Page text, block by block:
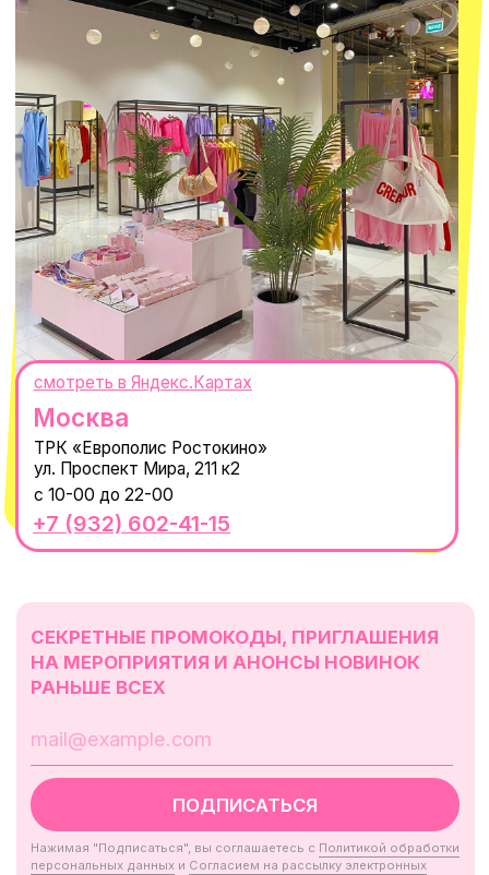
ИП Проворный Алексей Алексеевич
ИНН 667114098580
ОГРНИП 320665800076581
Telegram
© 2021-2025 Macrocosm ®
Пользовательское соглашение
Политика обработки персональных
данных